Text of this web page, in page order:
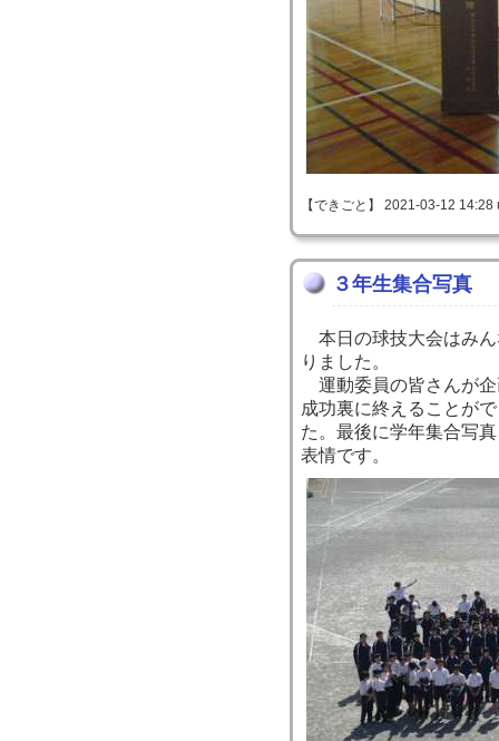
【できごと】 2021-03-12
３年生集合写真
本日の球技大会はみん
りました。
運動委員の皆さんが企
成功裏に終えることが
た。最後に学年集合写
表情です。